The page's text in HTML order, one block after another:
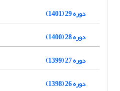
دوره 29 (1401)
دوره 28 (1400)
دوره 27 (1399)
دوره 26 (1398)